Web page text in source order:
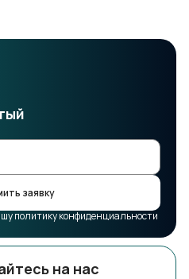
заявку
политику конфиденциальности
на нас